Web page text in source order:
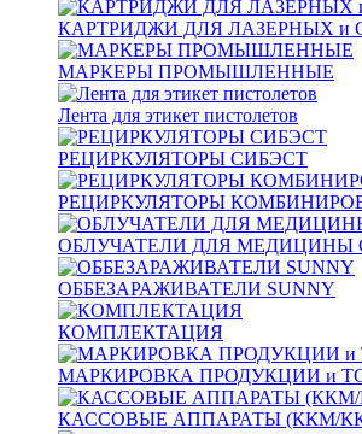
КАРТРИДЖИ ДЛЯ ЛАЗЕРНЫХ и
МАРКЕРЫ ПРОМЫШЛЕННЫЕ
Лента для этикет пистолетов
РЕЦИРКУЛЯТОРЫ СИБЭСТ
РЕЦИРКУЛЯТОРЫ
ОБЛУЧАТЕЛИ ДЛЯ МЕДИЦИНЫ
ОББЕЗАРАЖИВАТЕЛИ SUNNY
КОМПЛЕКТАЦИЯ
МАРКИРОВКА ПРОДУКЦИИ и
КАССОВЫЕ АППАРАТЫ (ККМ/